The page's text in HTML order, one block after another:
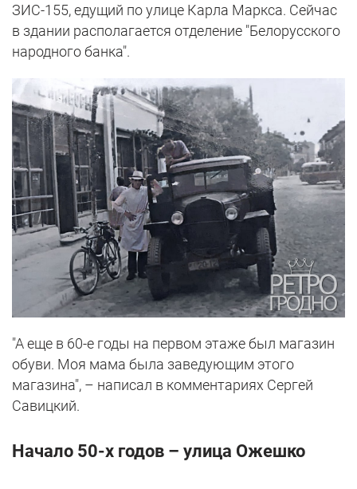
ЗИС-155, едущий по улице Карла Маркса. Сейчас
в здании располагается отделение "Белорусского
народного банка".
"А еще в 60-е годы на первом этаже был магазин
обуви. Моя мама была заведующим этого
магазина", – написал в комментариях Сергей
Савицкий.
Начало 50-х годов – улица Ожешко